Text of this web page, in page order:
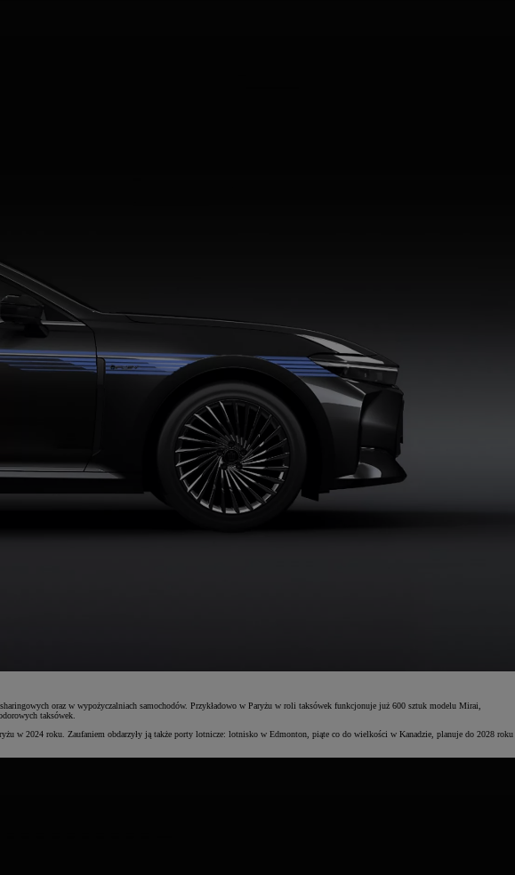
oraz w wypożyczalniach samochodów. Przykładowo w Paryżu w roli taksówek funkcjonuje już 600 sztuk modelu Mirai,
taksówek.
w 2024 roku. Zaufaniem obdarzyły ją także porty lotnicze: lotnisko w Edmonton, piąte co do wielkości w Kanadzie, planuje do 2028 roku